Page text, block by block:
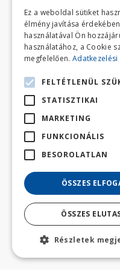
Profilunk a
kisgépek és
Olaszországból
vízszivattyúkat
traktorokat
permetezőket
(LAMINOX)
Copyright ©
Ez a weboldal sütiket
élmény javítása
használatával Ön
használatához, a Cookie
megfelelően.
FELTÉTLENÜL
STATISZTIKAI
MARKETING
FUNKCIONÁLIS
BESOROLATLAN
ÖSSZES
ÖSSZES
Részletek